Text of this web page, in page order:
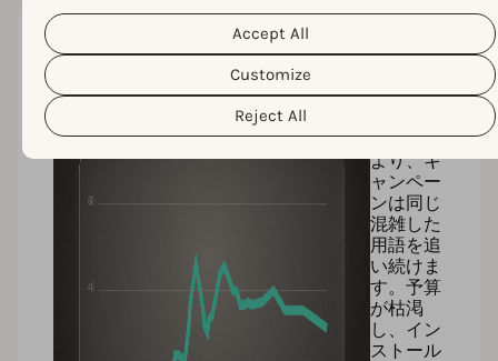
use, please read our
Cookie Policy &
. You can
customize your cookie settings and preferences by clicking the
“Customize” button.
Reject All
Customize
Accept All
成長の
限られた
ド発見に
より、キ
ャンペー
ンは同じ
混雑した
用語を追
い続けま
す。予算
が枯渇
し、イン
ストール